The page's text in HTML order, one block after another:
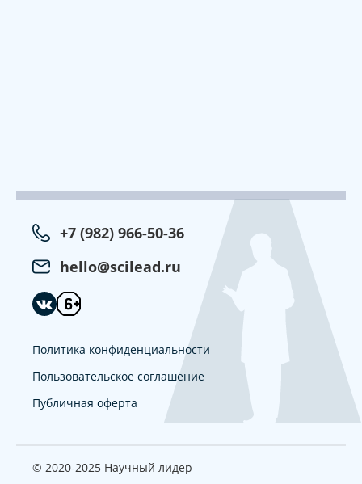
+7 (982) 966-50-36
hello@scilead.ru
Политика конфиденциальности
Пользовательское соглашение
Публичная оферта
© 2020-2025 Научный лидер